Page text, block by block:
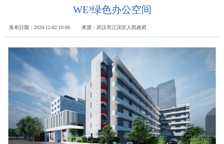
WE³绿色办公空间
发布日期：2020-12-02 10:06 来源：武汉市江汉区人民政府